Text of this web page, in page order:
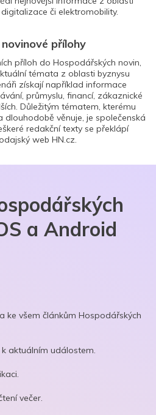
či elektromobility.
přílohy
příloh do Hospodářských novin,
témata z oblasti byznysu
získají například informace
průmyslu, financí, zákaznické
Důležitým tématem, kterému
dlouhodobě věnuje, je společenská
redakční texty se překlápí
web HN.cz.
a Android
ke všem článkům Hospodářských
aktuálním událostem.
večer.